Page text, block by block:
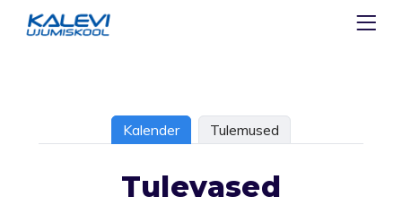
Kalender Tulemused
Tulevased